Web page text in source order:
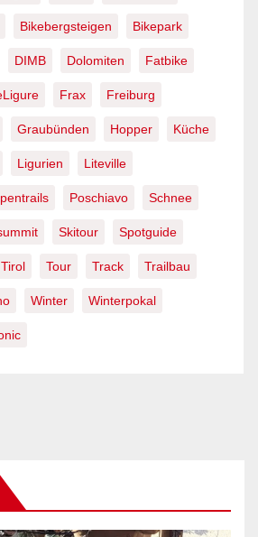
Bikebergsteigen Bikepark
DIMB Dolomiten Fatbike
Frax Freiburg
Graubünden Hopper Küche
Ligurien Liteville
Poschiavo Schnee
Skitour Spotguide
Tirol Tour Track Trailbau
Winter Winterpokal